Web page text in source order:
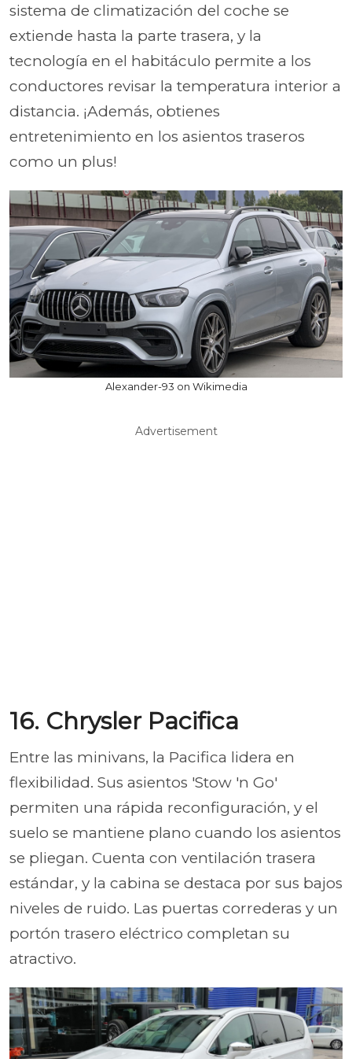
sistema de climatización del coche se
extiende hasta la parte trasera, y la
tecnología en el habitáculo permite a los
conductores revisar la temperatura interior a
distancia. ¡Además, obtienes
entretenimiento en los asientos traseros
como un plus!
Alexander-93 on Wikimedia
Advertisement
16. Chrysler Pacifica
Entre las minivans, la Pacifica lidera en
flexibilidad. Sus asientos 'Stow 'n Go'
permiten una rápida reconfiguración, y el
suelo se mantiene plano cuando los asientos
se pliegan. Cuenta con ventilación trasera
estándar, y la cabina se destaca por sus bajos
niveles de ruido. Las puertas correderas y un
portón trasero eléctrico completan su
atractivo.